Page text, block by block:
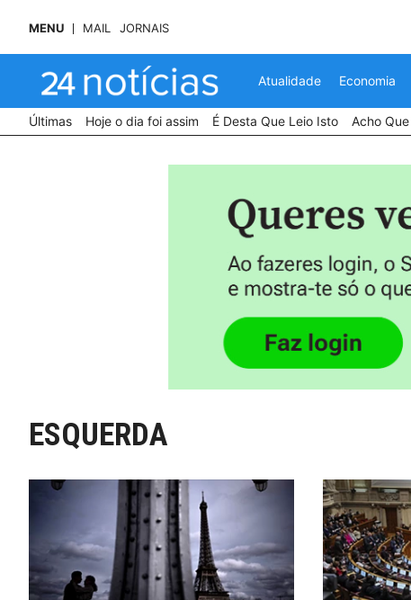
MENU MAIL JORNAIS
Atualidade Economia
Últimas Hoje o dia foi assim É Desta Que Leio Isto Acho
ESQUERDA